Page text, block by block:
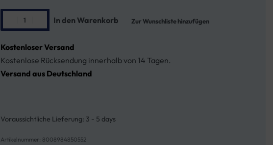
In den Warenkorb Zur Wunschliste hinzufügen
Kostenloser Versand
Kostenlose Rücksendung innerhalb von 14 Tagen.
Versand aus Deutschland
Voraussichtliche Lieferung: 3 - 5 days
8008984850552